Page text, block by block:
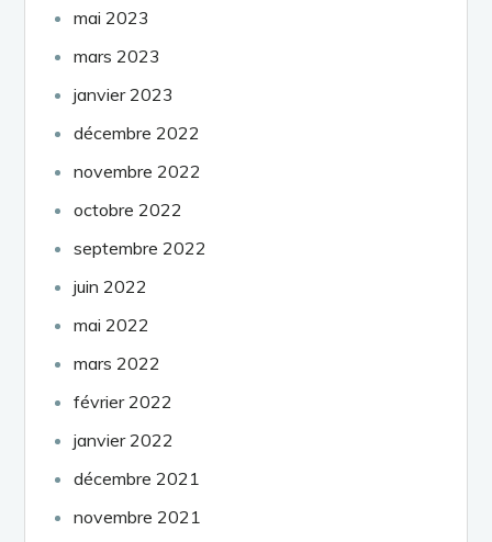
mai 2023
mars 2023
janvier 2023
décembre 2022
novembre 2022
octobre 2022
septembre 2022
juin 2022
mai 2022
mars 2022
février 2022
janvier 2022
décembre 2021
novembre 2021